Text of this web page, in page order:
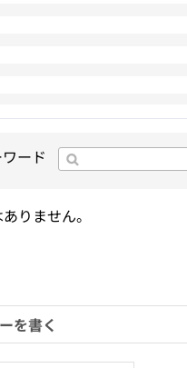
ード
りません。
を書く